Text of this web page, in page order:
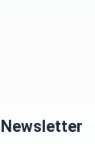
Newsletter